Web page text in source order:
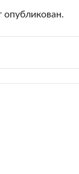
опубликован.